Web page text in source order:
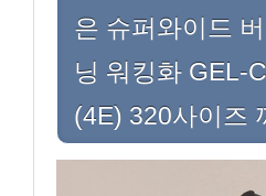
은 슈퍼와이드
닝 워킹화 GEL-
(4E) 320사이즈